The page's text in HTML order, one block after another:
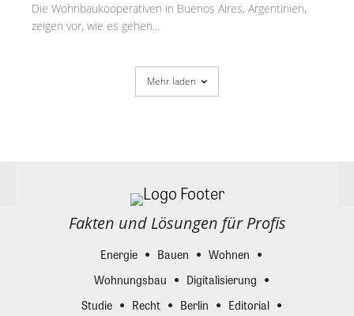
Die Wohnbaukooperativen in Buenos Aires, Argentinien,
zeigen vor, wie es gehen...
Mehr laden
Fakten und Lösungen für Profis
Energie Bauen
Wohnen
Wohnungsbau
Digitalisierung
Studie
Recht Berlin
Editorial